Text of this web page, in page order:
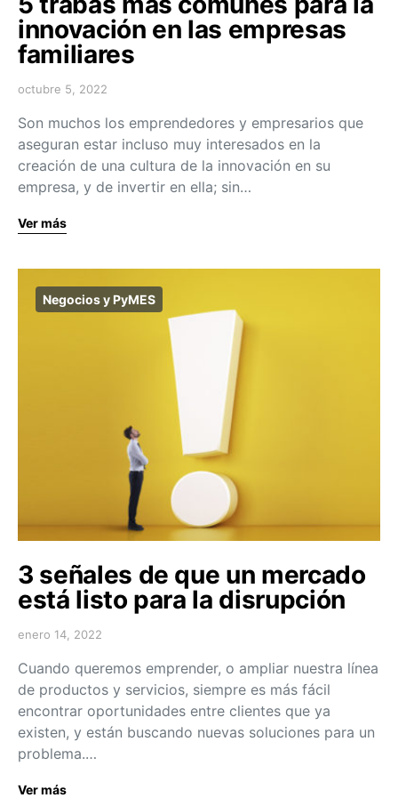
innovación en las empresas
familiares
octubre 5, 2022
Son muchos los emprendedores y empresarios que
aseguran estar incluso muy interesados en la
creación de una cultura de la innovación en su
empresa, y de invertir en ella; sin…
Ver más
Negocios y PyMES
3 señales de que un mercado
está listo para la disrupción
enero 14, 2022
Cuando queremos emprender, o ampliar nuestra línea
de productos y servicios, siempre es más fácil
encontrar oportunidades entre clientes que ya
existen, y están buscando nuevas soluciones para un
problema.…
Ver más